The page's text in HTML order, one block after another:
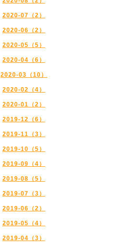
2020-07（2）
2020-06（2）
2020-05（5）
2020-04（6）
2020-03（10）
2020-02（4）
2020-01（2）
2019-12（6）
2019-11（3）
2019-10（5）
2019-09（4）
2019-08（5）
2019-07（3）
2019-06（2）
2019-05（4）
2019-04（3）